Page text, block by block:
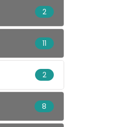
2
11
2
8